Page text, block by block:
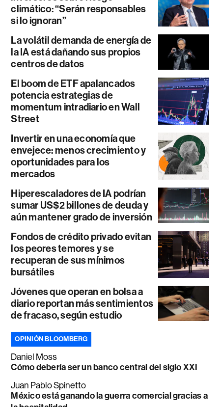
climático: “Serán responsables
si lo ignoran”
La volátil demanda de energía de
la IA está dañando sus propios
centros de datos
El boom de ETF apalancados
potencia estrategias de
momentum intradiario en Wall
Street
Invertir en una economía que
envejece: menos crecimiento y
oportunidades para los
mercados
Hiperescaladores de IA podrían
sumar US$2 billones de deuda y
aún mantener grado de inversión
Fondos de crédito privado evitan
los peores temores y se
recuperan de sus mínimos
bursátiles
Jóvenes que operan en bolsa a
diario reportan más sentimientos
de fracaso, según estudio
OPINIÓN BLOOMBERG
Daniel Moss
Cómo debería ser un banco central del siglo XXI
Juan Pablo Spinetto
México está ganando la guerra comercial gracias a